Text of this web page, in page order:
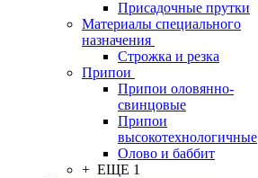
Присадочные прутки
Материалы специального
назначения
Строжка и резка
Припои
Припои оловянно-
свинцовые
Припои
высокотехнологичные
Олово и баббит
+ ЕЩЕ 1